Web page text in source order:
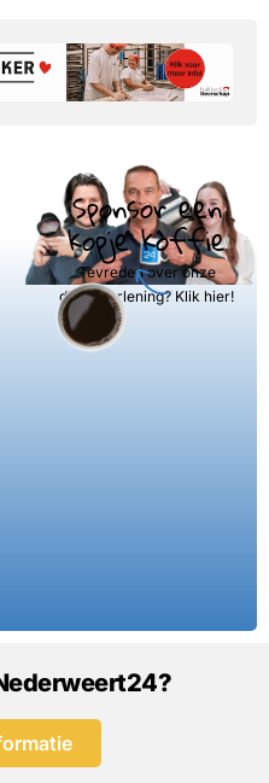
Sponsor een
kopje koffie
Tevreden over onze
dienstverlening? Klik hier!